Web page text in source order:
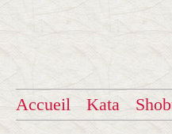
Accueil Kata